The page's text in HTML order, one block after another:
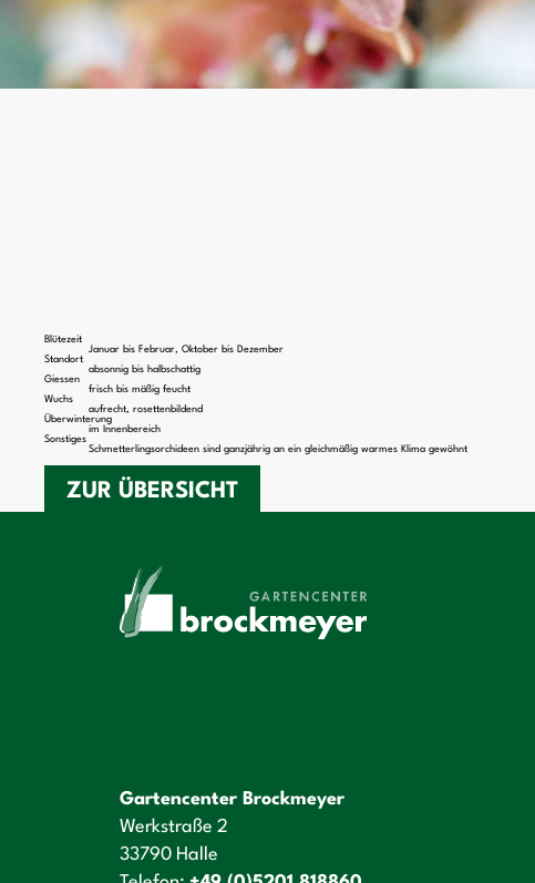
Blütezeit
Januar bis Februar, Oktober bis Dezember
Standort
absonnig bis halbschattig
Giessen
frisch bis mäßig feucht
Wuchs
aufrecht, rosettenbildend
Überwinterung
im Innenbereich
Sonstiges
Schmetterlingsorchideen sind ganzjährig an ein gleichmäßig warmes Klima gewöhnt
ZUR ÜBERSICHT
Gartencenter Brockmeyer
Werkstraße 2
33790 Halle